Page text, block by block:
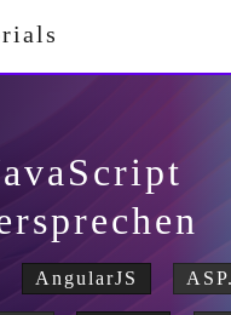
AngularJS